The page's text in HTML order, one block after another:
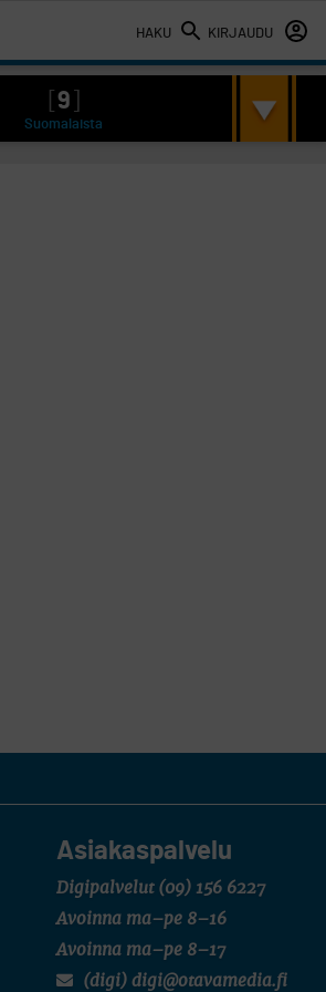
HAKU KIRJAUDU
9
Suomalaista
Asiakaspalvelu
Digipalvelut (09) 156 6227
Avoinna ma–pe 8–16
Avoinna ma–pe 8–17
(digi) digi@otavamedia.fi